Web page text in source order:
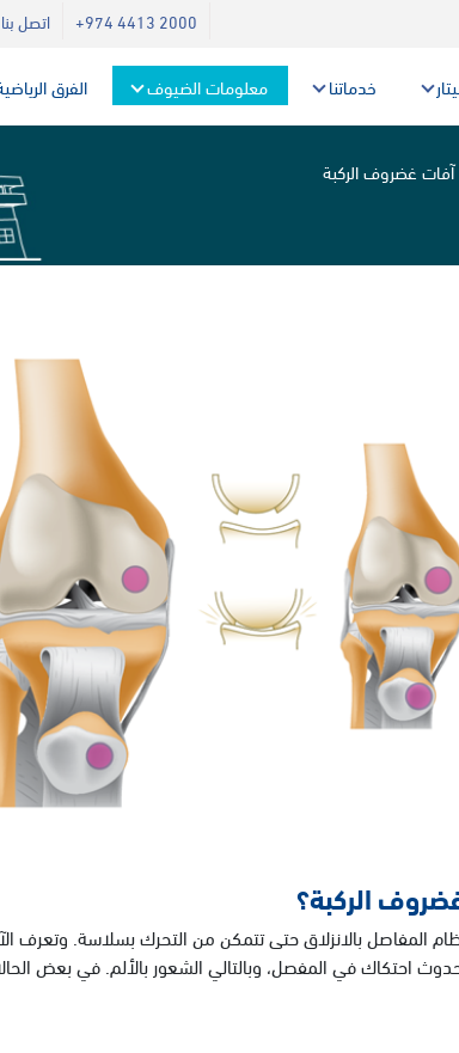
+974 4413 2000 اتصل بنا
خدماتنا معلومات الضيوف الفرق
آفات غضروف الركبة
الركبة؟
المفاصل بالانزلاق حتى تتمكن من التحرك بسلاسة. وتعرف
احتكاك في المفصل، وبالتالي الشعور بالألم. في بعض